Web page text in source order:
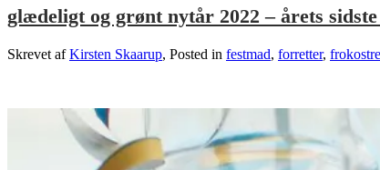
glædeligt og grønt nytår 2022 – årets
Skrevet afKirsten Skaarup, Posted in festmad, forretter,